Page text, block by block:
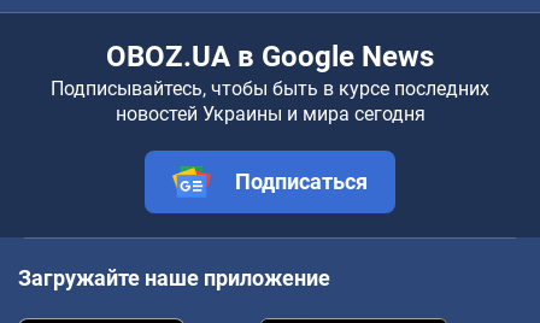
OBOZ.UA в Google News
Подписывайтесь, чтобы быть в курсе последних
новостей Украины и мира сегодня
Подписаться
Загружайте наше приложение